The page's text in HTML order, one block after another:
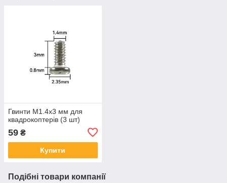
Гвинти M1.4х3 мм для
квадрокоптерів (3 шт)
59 ₴
Купити
Подібні товари компанії